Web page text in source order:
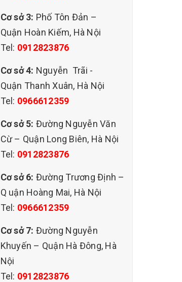
Cơ sở 3: Phố Tôn Đản –
Quận Hoàn Kiếm, Hà Nội
Tel: 0912823876
Cơ sở 4: Nguyễn Trãi -
Quận Thanh Xuân, Hà Nội
Tel: 0966612359
Cơ sở 5: Đường Nguyễn Văn
Cừ – Quận Long Biên, Hà Nội
Tel: 0912823876
Cơ sở 6: Đường Trương Định –
Q uận Hoàng Mai, Hà Nội
Tel: 0966612359
Cơ sở 7: Đường Nguyễn
Khuyến – Quận Hà Đông, Hà
Nội
Tel: 0912823876